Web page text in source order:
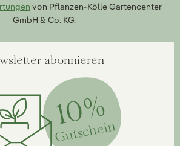
von Pflanzen-Kölle Gartencenter
GmbH & Co. KG.
abonnieren
10%
Gutschein